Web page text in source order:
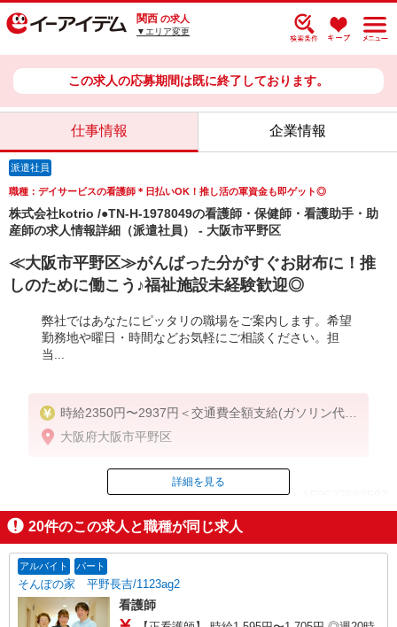
関西 の求人
▼エリア変更
この求人の応募期間は既に終了しております。
仕事情報 企業情報
派遣社員
職種：デイサービスの看護師＊日払いOK！推し活の軍資金も即ゲット◎
株式会社kotrio /●TN-H-1978049の看護師・保健師・看護助手・助
産師の求人情報詳細（派遣社員） - 大阪市平野区
≪大阪市平野区≫がんばった分がすぐお財布に！推
しのために働こう♪福祉施設未経験歓迎◎
弊社ではあなたにピッタリの職場をご案内します。希望
勤務地や曜日・時間などお気軽にご相談ください。担
当...
時給2350円〜2937円＜交通費全額支給(ガソリン代含
む)/日払い可/週払い可＞
大阪府大阪市平野区
ID：AE0527663593
掲載期間終了
詳細を見る
20件のこの求人と職種が同じ求人
アルバイト パート
そんぽの家 平野長吉/1123ag2
看護師